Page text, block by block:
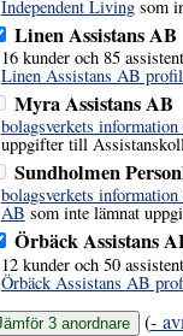
Independent Livingsom
Linen Assistans AB
16 kunder och 85
Linen Assistans AB
Myra Assistans AB
bolagsverkets
uppgifter till
Sundholmen
bolagsverkets
AB som inte lämnat
Örbäck Assistans
12 kunder och 50
Örbäck Assistans AB
(-